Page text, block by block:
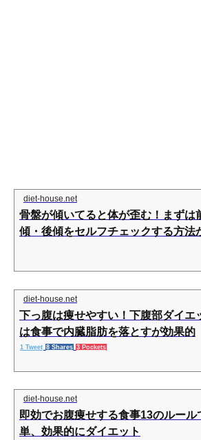
diet-house.net
骨盤が傾いてると体が歪む！まずは
傾・後傾をセルフチェックする方法
diet-house.net
下っ腹は痩せやすい！下腹部ダイエ
は食事で内臓脂肪を落とすが効果的
1 Tweet 8 Shares 3 Pockets
diet-house.net
即効でお腹痩せする食事13のルール
単、効果的にダイエット